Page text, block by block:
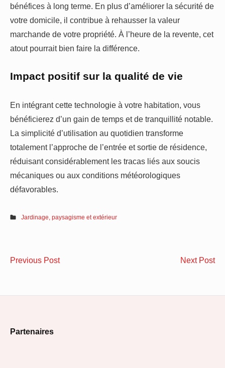
bénéfices à long terme. En plus d’améliorer la sécurité de
votre domicile, il contribue à rehausser la valeur
marchande de votre propriété. À l’heure de la revente, cet
atout pourrait bien faire la différence.
Impact positif sur la qualité de vie
En intégrant cette technologie à votre habitation, vous
bénéficierez d’un gain de temps et de tranquillité notable.
La simplicité d’utilisation au quotidien transforme
totalement l’approche de l’entrée et sortie de résidence,
réduisant considérablement les tracas liés aux soucis
mécaniques ou aux conditions météorologiques
défavorables.
Jardinage, paysagisme et extérieur
Navigation
Previous PostPiscines
Next Post
Partenaires